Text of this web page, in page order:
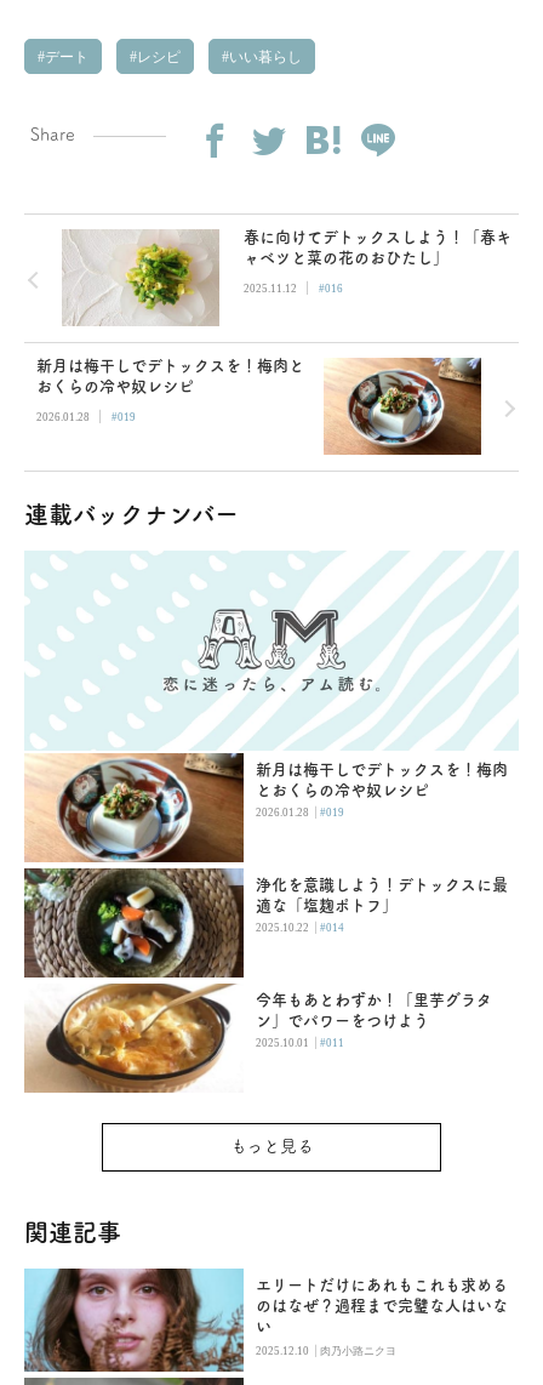
デート レシピ いい暮らし
Share
春に向けてデトックスしよう！「春キ
ャベツと菜の花のおひたし」
2025.11.12 | #016
新月は梅干しでデトックスを！梅肉と
おくらの冷や奴レシピ
2026.01.28 | #019
連載バックナンバー
新月は梅干しでデトックスを！梅肉
とおくらの冷や奴レシピ
2026.01.28 |#019
浄化を意識しよう！デトックスに最
適な「塩麹ポトフ」
2025.10.22 |#014
今年もあとわずか！「里芋グラタ
ン」でパワーをつけよう
2025.10.01 |#011
もっと見る
関連記事
エリートだけにあれもこれも求める
のはなぜ？過程まで完璧な人はいな
い
2025.12.10 |肉乃小路ニクヨ